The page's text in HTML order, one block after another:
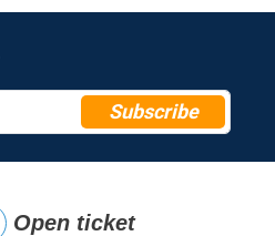
Subscribe
Open ticket